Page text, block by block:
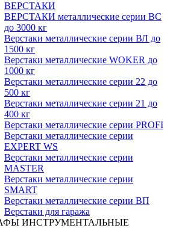
ВЕРСТАКИ
ВЕРСТАКИ металлические серии ВС
до 3000 кг
Верстаки металлические серии ВЛ до
1500 кг
Верстаки металлические WOKER до
1000 кг
Верстаки металлические серии 22 до
500 кг
Верстаки металлические серии 21 до
400 кг
Верстаки металлические серии PROFI
Верстаки металлические серии
EXPERT WS
Верстаки металлические серии
MASTER
Верстаки металлические серии
SMART
Верстаки металлические серии ВП
Верстаки для гаража
ИНСТРУМЕНТАЛЬНЫЕ